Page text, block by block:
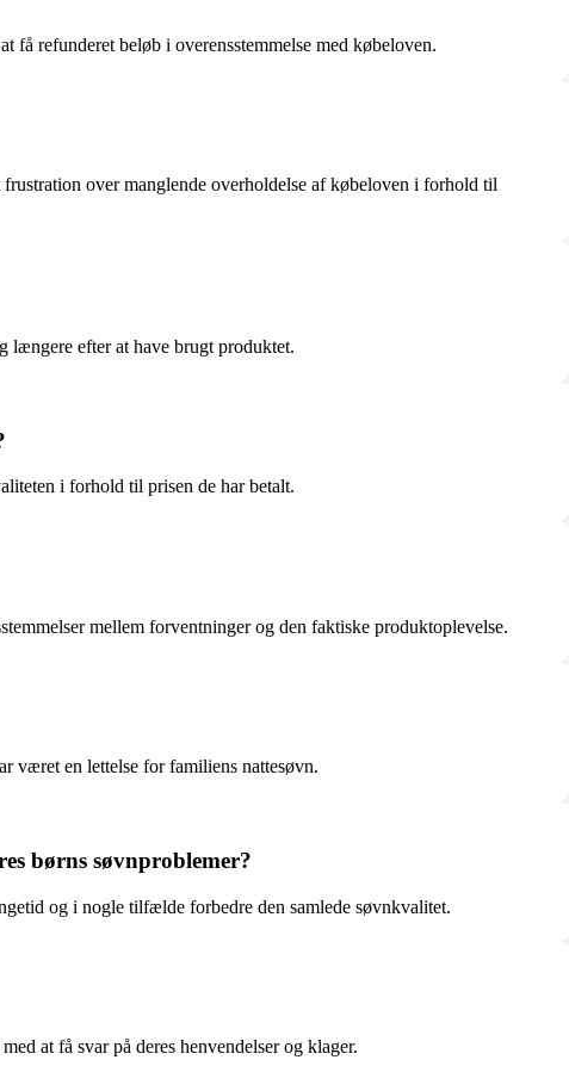
få refunderet beløb i overensstemmelse med købeloven.
over manglende overholdelse af købeloven i forhold til
længere efter at have brugt produktet.
i forhold til prisen de har betalt.
mellem forventninger og den faktiske produktoplevelse.
været en lettelse for familiens nattesøvn.
børns søvnproblemer?
og i nogle tilfælde forbedre den samlede søvnkvalitet.
at få svar på deres henvendelser og klager.